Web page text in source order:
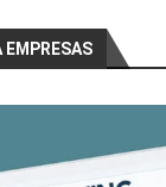
EMPRESAS